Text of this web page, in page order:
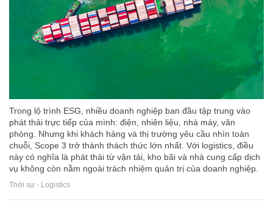
Trong lộ trình ESG, nhiều doanh nghiệp ban đầu tập trung vào
phát thải trực tiếp của mình: điện, nhiên liệu, nhà máy, văn
phòng. Nhưng khi khách hàng và thị trường yêu cầu nhìn toàn
chuỗi, Scope 3 trở thành thách thức lớn nhất. Với logistics, điều
này có nghĩa là phát thải từ vận tải, kho bãi và nhà cung cấp dịch
vụ không còn nằm ngoài trách nhiệm quản trị của doanh nghiệp.
Thời sự - Logistics